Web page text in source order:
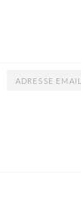
ADRESSE